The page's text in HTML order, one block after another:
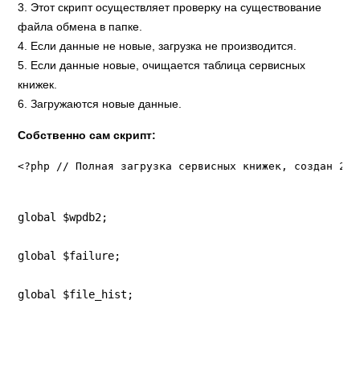
3. Этот скрипт осуществляет проверку на существование
файла обмена в папке.
4. Если данные не новые, загрузка не производится.
5. Если данные новые, очищается таблица сервисных
книжек.
6. Загружаются новые данные.
Собственно сам скрипт:
<?php // Полная загрузка сервисных книжек, создан
global $wpdb2;
global $failure;
global $file_hist;